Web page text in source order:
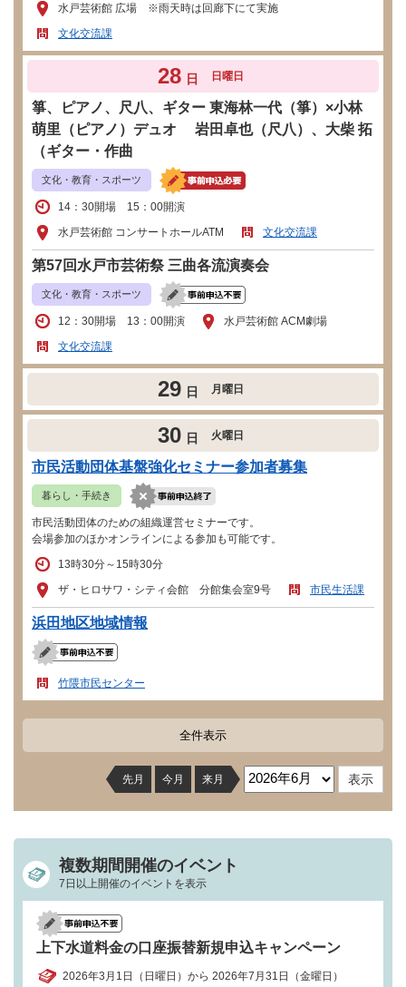
水戸芸術館 広場 ※雨天時は回廊下にて実施
文化交流課
28 日 日曜日
箏、ピアノ、尺八、ギター 東海林一代（箏）×小林
萌里（ピアノ）デュオ 岩田卓也（尺八）、大柴 拓
（ギター・作曲
文化・教育・スポーツ
14：30開場 15：00開演
水戸芸術館 コンサートホールATM
文化交流課
第57回水戸市芸術祭 三曲各流演奏会
文化・教育・スポーツ
12：30開場 13：00開演
水戸芸術館 ACM劇場
文化交流課
29 日 月曜日
30 日 火曜日
市民活動団体基盤強化セミナー参加者募集
暮らし・手続き
市民活動団体のための組織運営セミナーです。
会場参加のほかオンラインによる参加も可能です。
13時30分～15時30分
ザ・ヒロサワ・シティ会館 分館集会室9号
市民生活課
浜田地区地域情報
竹隈市民センター
全件表示
先月 今月 来月
複数期間開催のイベント
7日以上開催のイベントを表示
上下水道料金の口座振替新規申込キャンペーン
2026年3月1日（日曜日）から 2026年7月31日（金曜日）